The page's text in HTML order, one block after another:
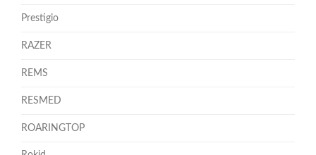
Prestigio
RAZER
REMS
RESMED
ROARINGTOP